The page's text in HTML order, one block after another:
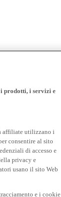
prodotti, i servizi e
affiliate utilizzano i
consentire al sito
di accesso e
privacy e
usano il sito Web
e i cookie